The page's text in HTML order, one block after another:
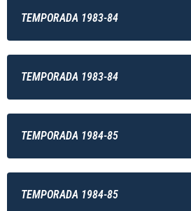
TEMPORADA 1983-84
TEMPORADA 1983-84
TEMPORADA 1984-85
TEMPORADA 1984-85